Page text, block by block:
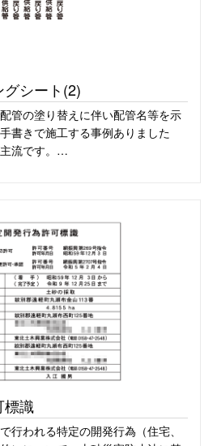
シート(2)
管の塗り替えに伴い配管名等を示
書きで施工する事例ありました
流です。…
標識
行われる特定の開発行為（住宅、